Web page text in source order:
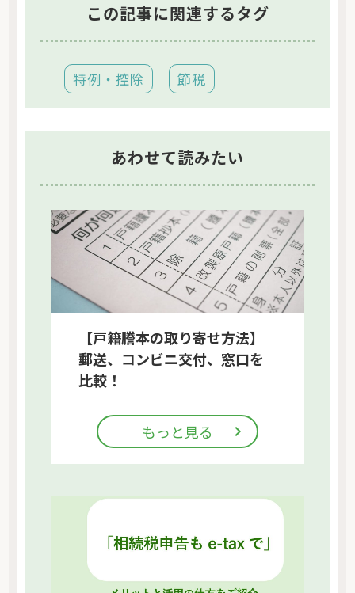
この記事に関連するタグ
特例・控除 節税
あわせて読みたい
【戸籍謄本の取り寄せ方法】
郵送、コンビニ交付、窓口を
比較！
もっと見る